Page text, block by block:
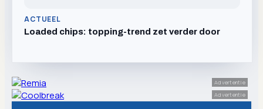
ACTUEEL
Loaded chips: topping-trend zet verder door
Advertentie
Advertentie